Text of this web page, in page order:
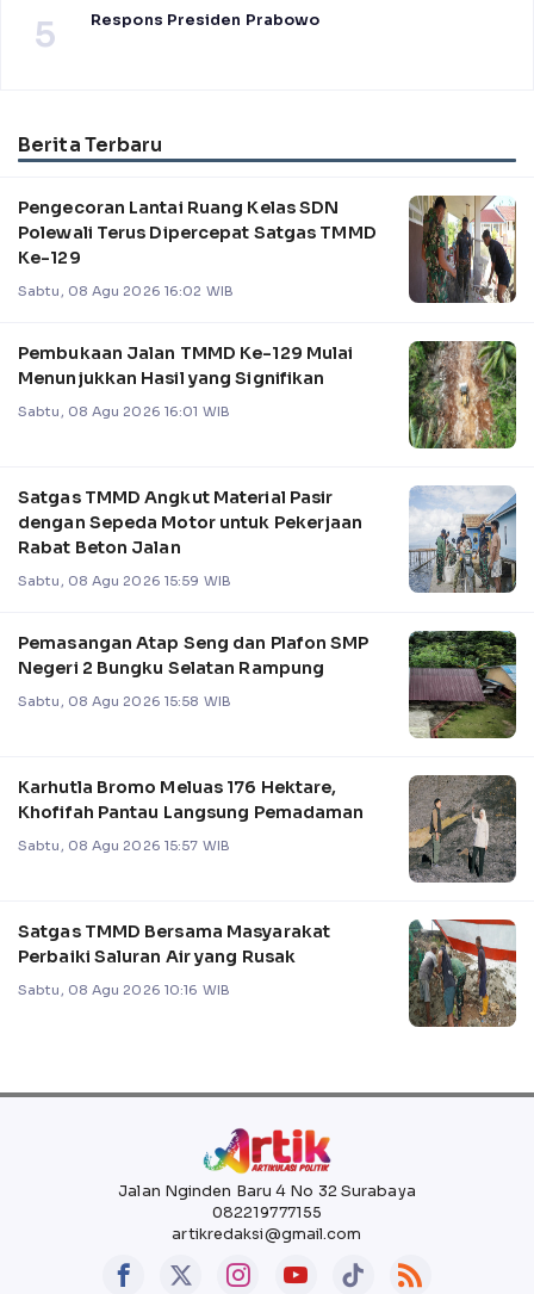
5 Respons Presiden Prabowo
Berita Terbaru
Pengecoran Lantai Ruang Kelas SDN
Polewali Terus Dipercepat Satgas TMMD
Ke-129
Sabtu, 08 Agu 2026 16:02 WIB
Pembukaan Jalan TMMD Ke-129 Mulai
Menunjukkan Hasil yang Signifikan
Sabtu, 08 Agu 2026 16:01 WIB
Satgas TMMD Angkut Material Pasir
dengan Sepeda Motor untuk Pekerjaan
Rabat Beton Jalan
Sabtu, 08 Agu 2026 15:59 WIB
Pemasangan Atap Seng dan Plafon SMP
Negeri 2 Bungku Selatan Rampung
Sabtu, 08 Agu 2026 15:58 WIB
Karhutla Bromo Meluas 176 Hektare,
Khofifah Pantau Langsung Pemadaman
Sabtu, 08 Agu 2026 15:57 WIB
Satgas TMMD Bersama Masyarakat
Perbaiki Saluran Air yang Rusak
Sabtu, 08 Agu 2026 10:16 WIB
Jalan Nginden Baru 4 No 32 Surabaya
082219777155
artikredaksi@gmail.com